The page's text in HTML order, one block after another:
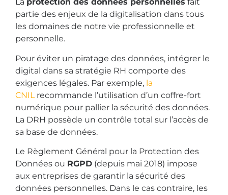
partie des enjeux de la digitalisation dans tous
les domaines de notre vie professionnelle et
personnelle.
Pour éviter un piratage des données, intégrer le
digital dans sa stratégie RH comporte des
exigences légales. Par exemple, la
CNIL recommande l’utilisation d’un coffre-fort
numérique pour pallier la sécurité des données.
La DRH possède un contrôle total sur l’accès de
sa base de données.
Le Règlement Général pour la Protection des
Données ou RGPD (depuis mai 2018) impose
aux entreprises de garantir la sécurité des
données personnelles. Dans le cas contraire, les